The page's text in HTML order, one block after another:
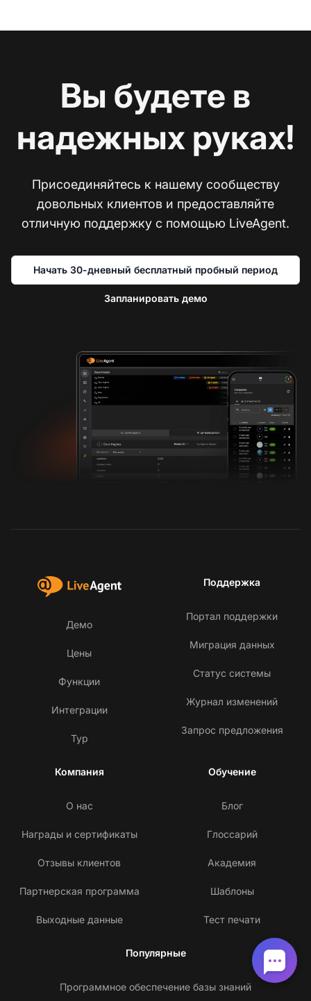
Вы будете в
надежных руках!
Присоединяйтесь к нашему сообществу
довольных клиентов и предоставляйте
отличную поддержку с помощью LiveAgent.
Начать 30-дневный бесплатный пробный период
Запланировать демо
Демо
Цены
Функции
Интеграции
Тур
Поддержка
Портал поддержки
Миграция данных
Статус системы
Журнал изменений
Запрос предложения
Компания
О нас
Награды и сертификаты
Отзывы клиентов
Партнерская программа
Выходные данные
Обучение
Блог
Глоссарий
Академия
Шаблоны
Тест печати
Популярные
Программное обеспечение базы знаний